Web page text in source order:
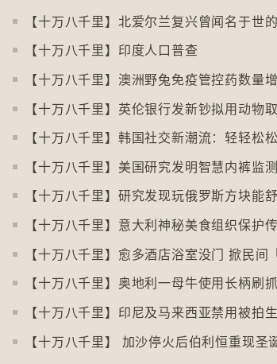
【十万八千里】印度人口普查
【十万八千里】澳洲野兔免疫管控药数量
【十万八千里】韩国社交新潮流：轻轻松
【十万八千里】 加沙停火后伯利恒重现圣